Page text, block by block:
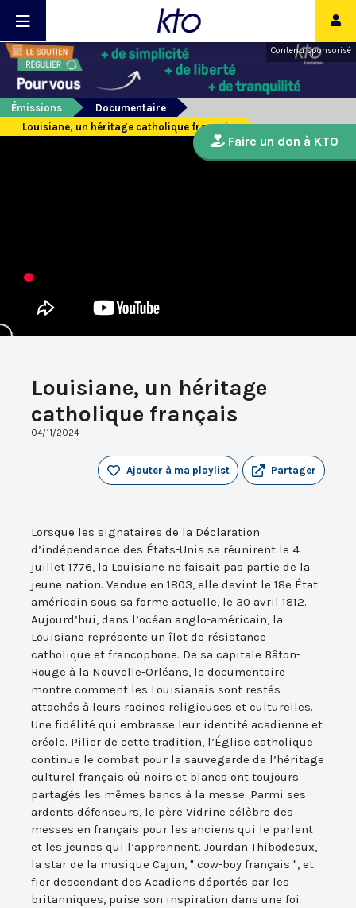
Contenu sponsorisé
Émissions
Documentaire
Louisiane, un héritage catholique français
Louisiane, un héritage
catholique français
04/11/2024
Partager
Ajouter à ma playlist
Lorsque les signataires de la Déclaration
d’indépendance des États-Unis se réunirent le 4
juillet 1776, la Louisiane ne faisait pas partie de la
jeune nation. Vendue en 1803, elle devint le 18e État
américain sous sa forme actuelle, le 30 avril 1812.
Aujourd’hui, dans l’océan anglo-américain, la
Louisiane représente un îlot de résistance
catholique et francophone. De sa capitale Bâton-
Rouge à la Nouvelle-Orléans, le documentaire
montre comment les Louisianais sont restés
attachés à leurs racines religieuses et culturelles.
Une fidélité qui embrasse leur identité acadienne et
créole. Pilier de cette tradition, l’Église catholique
continue le combat pour la sauvegarde de l’héritage
culturel français où noirs et blancs ont toujours
partagés les mêmes bancs à la messe. Parmi ses
ardents défenseurs, le père Vidrine célèbre des
messes en français pour les anciens qui le parlent
et les jeunes qui l’apprennent. Jourdan Thibodeaux,
la star de la musique Cajun, " cow-boy français ", et
fier descendant des Acadiens déportés par les
britanniques, puise son inspiration dans une foi
Faire un don à KTO